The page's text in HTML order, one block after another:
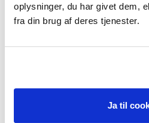
oplysninger, du har givet dem,
fra din brug af deres tjenester.
Ja til
Jeg praktiserer
Kropsterapi,